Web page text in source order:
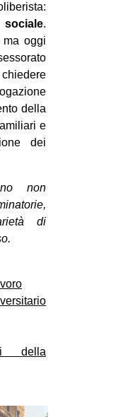
.
ma oggi
della
e
dei
non
di
della